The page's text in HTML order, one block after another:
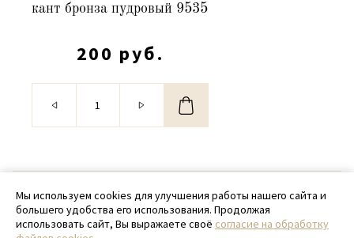
кант бронза пудровый 9535
200 руб.
© 2020 - 2026 SamPack
+ 7 (918) 699-97-87
Мы используем cookies для улучшения работы нашего сайта и
большего удобства его использования. Продолжая
использовать сайт, Вы выражаете своё согласие на обработку